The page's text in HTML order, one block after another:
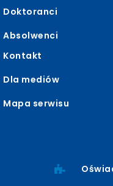
Doktoranci
Absolwenci
Kontakt
Dla mediów
Mapa serwisu